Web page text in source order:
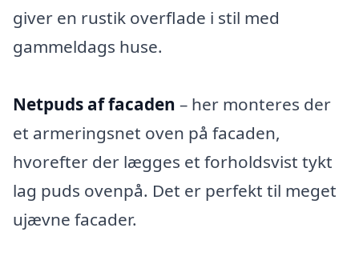
giver en rustik overflade i stil med
gammeldags huse.
Netpuds af facaden – her monteres der
et armeringsnet oven på facaden,
hvorefter der lægges et forholdsvist tykt
lag puds ovenpå. Det er perfekt til meget
ujævne facader.